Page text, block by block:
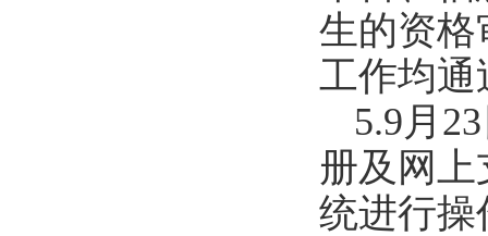
生的资格
工作均通
5.9月 23
册及网
统进行操